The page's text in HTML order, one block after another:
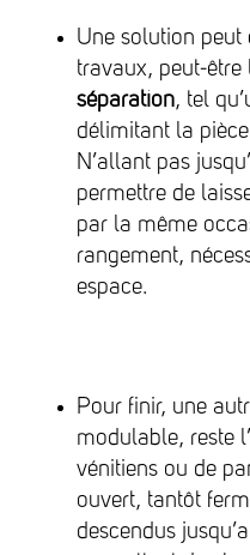
Une solution peut
travaux, peut-être
séparation, tel
délimitant la
N’allant pas
permettre de
par la même
rangement,
espace.
Pour finir, une
modulable, reste
vénitiens ou de
ouvert, tantôt
descendus